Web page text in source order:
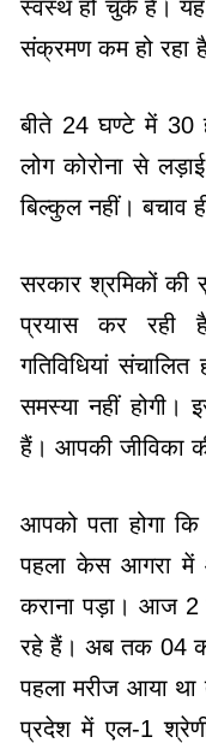
स्वस्थ हो चुके हैं। यह
संक्रमण कम हो रहा
बीते 24 घण्टे में
लोग कोरोना से
बिल्कुल नहीं। बचाव
सरकार श्रमिकों की
प्रयास कर रही
गतिविधियां
समस्या नहीं होगी।
हैं। आपकी जीविका
आपको पता होगा
पहला केस आगरा में
कराना पड़ा। आज
रहे हैं। अब तक 04
पहला मरीज आया
प्रदेश में एल-1